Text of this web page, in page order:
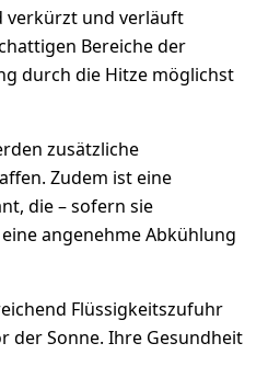
verkürzt und verläuft
Bereiche der
durch die Hitze möglichst
zusätzliche
Zudem ist eine
die – sofern sie
angenehme Abkühlung
Flüssigkeitszufuhr
der Sonne. Ihre Gesundheit